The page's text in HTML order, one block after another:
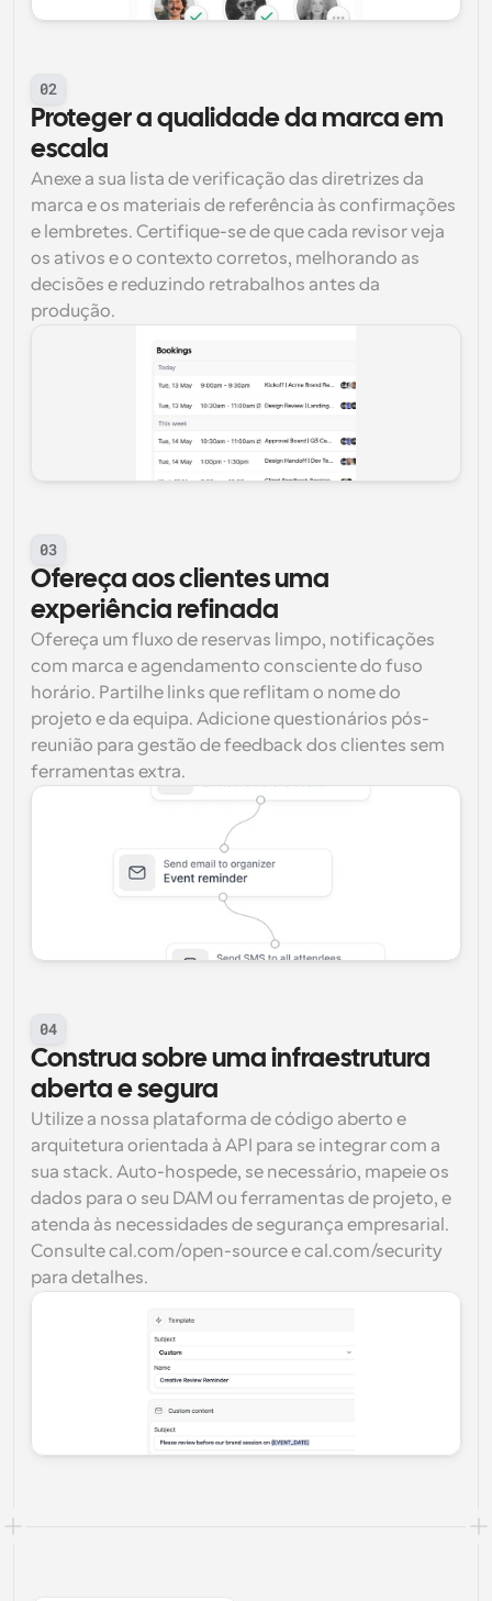
02
Proteger a qualidade da marca em
escala
Anexe a sua lista de verificação das diretrizes da
marca e os materiais de referência às confirmações
e lembretes. Certifique-se de que cada revisor veja
os ativos e o contexto corretos, melhorando as
decisões e reduzindo retrabalhos antes da
produção.
03
Ofereça aos clientes uma
experiência refinada
Ofereça um fluxo de reservas limpo, notificações
com marca e agendamento consciente do fuso
horário. Partilhe links que reflitam o nome do
projeto e da equipa. Adicione questionários pós-
reunião para gestão de feedback dos clientes sem
ferramentas extra.
04
Construa sobre uma infraestrutura
aberta e segura
Utilize a nossa plataforma de código aberto e
arquitetura orientada à API para se integrar com a
sua stack. Auto-hospede, se necessário, mapeie os
dados para o seu DAM ou ferramentas de projeto, e
atenda às necessidades de segurança empresarial.
Consulte cal.com/open-source e cal.com/security
para detalhes.